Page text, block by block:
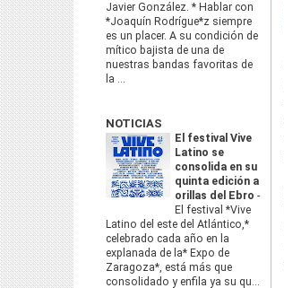
Javier González. * Hablar con
*Joaquín Rodrígue*z siempre
es un placer. A su condición de
mítico bajista de una de
nuestras bandas favoritas de
la ...
NOTICIAS
El festival Vive
Latino se
consolida en su
quinta edición a
orillas del Ebro -
El festival *Vive
Latino del este del Atlántico,*
celebrado cada año en la
explanada de la* Expo de
Zaragoza*, está más que
consolidado y enfila ya su qu...